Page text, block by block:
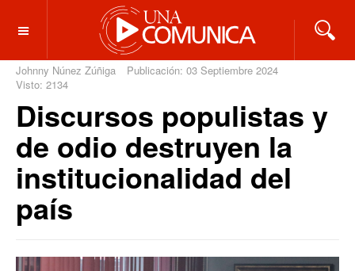
OFF CANVAS
Johnny Núnez Zúñiga
Publicación: 03 Septiembre 2024
Visto: 2134
Discursos populistas y
de odio destruyen la
institucionalidad del
país